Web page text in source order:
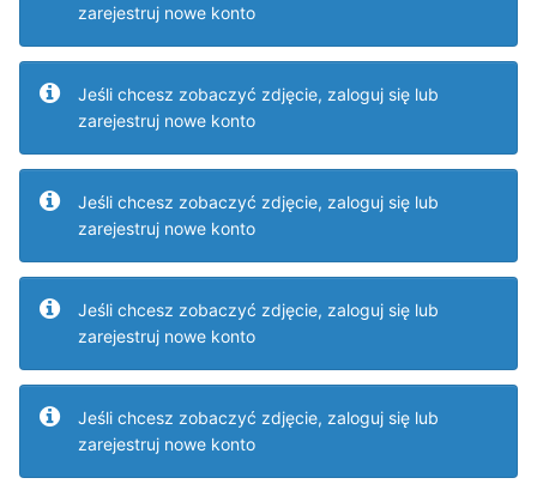
zarejestruj nowe konto
Jeśli chcesz zobaczyć zdjęcie, zaloguj się lub
zarejestruj nowe konto
Jeśli chcesz zobaczyć zdjęcie, zaloguj się lub
zarejestruj nowe konto
Jeśli chcesz zobaczyć zdjęcie, zaloguj się lub
zarejestruj nowe konto
Jeśli chcesz zobaczyć zdjęcie, zaloguj się lub
zarejestruj nowe konto